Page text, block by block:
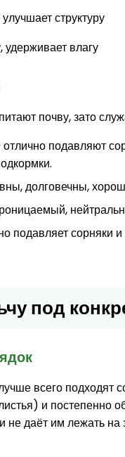
структуру
удерживает влагу
почву, зато
подавляют
долговечны,
подавляет сорняки
под
всего
и постепенно
даёт им лежать на